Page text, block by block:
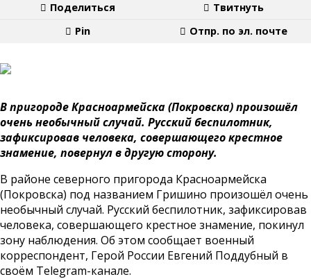
Поделиться
Твитнуть
Pin
Отпр. по эл. почте
В пригороде Красноармейска (Покровска) произошёл
очень необычный случай. Русский беспилотник,
зафиксировав человека, совершающего крестное
знамение, повернул в другую сторону.
В районе северного пригорода Красноармейска
(Покровска) под названием Гришино произошёл очень
необычный случай. Русский беспилотник, зафиксировав
человека, совершающего крестное знамение, покинул
зону наблюдения. Об этом сообщает военный
корреспондент, Герой России Евгений Поддубный в
своём Telegram-канале.